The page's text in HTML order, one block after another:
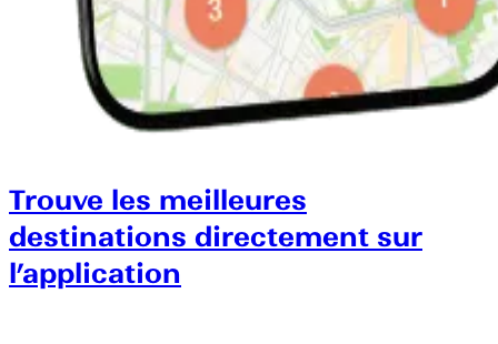
Trouve les meilleures
destinations directement sur
l’application